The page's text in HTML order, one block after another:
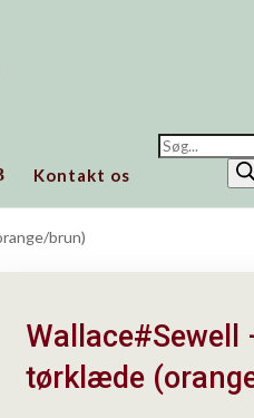
Kontakt os
Products
search
brun)
Wallace#Sewell
tørklæde